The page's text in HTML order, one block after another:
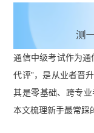
通信中级考试作为通
代评”，是从业者晋
其是零基础、跨专业
本文梳理新手最常踩